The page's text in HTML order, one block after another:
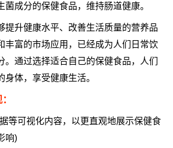
成分的保健食品，维持肠道健康。
提升健康水平、改善生活质量的营养品
丰富的市场应用，已经成为人们日常饮
。通过选择适合自己的保健食品，人们
体，享受健康生活。
等可视化内容，以更直观地展示保健食
响)